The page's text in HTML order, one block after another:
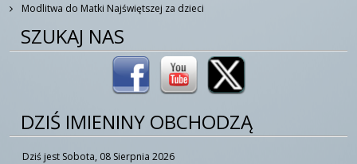
Modlitwa do Matki Najświętszej za dzieci
SZUKAJ NAS
DZIŚ IMIENINY OBCHODZĄ
Dziś jest Sobota, 08 Sierpnia 2026